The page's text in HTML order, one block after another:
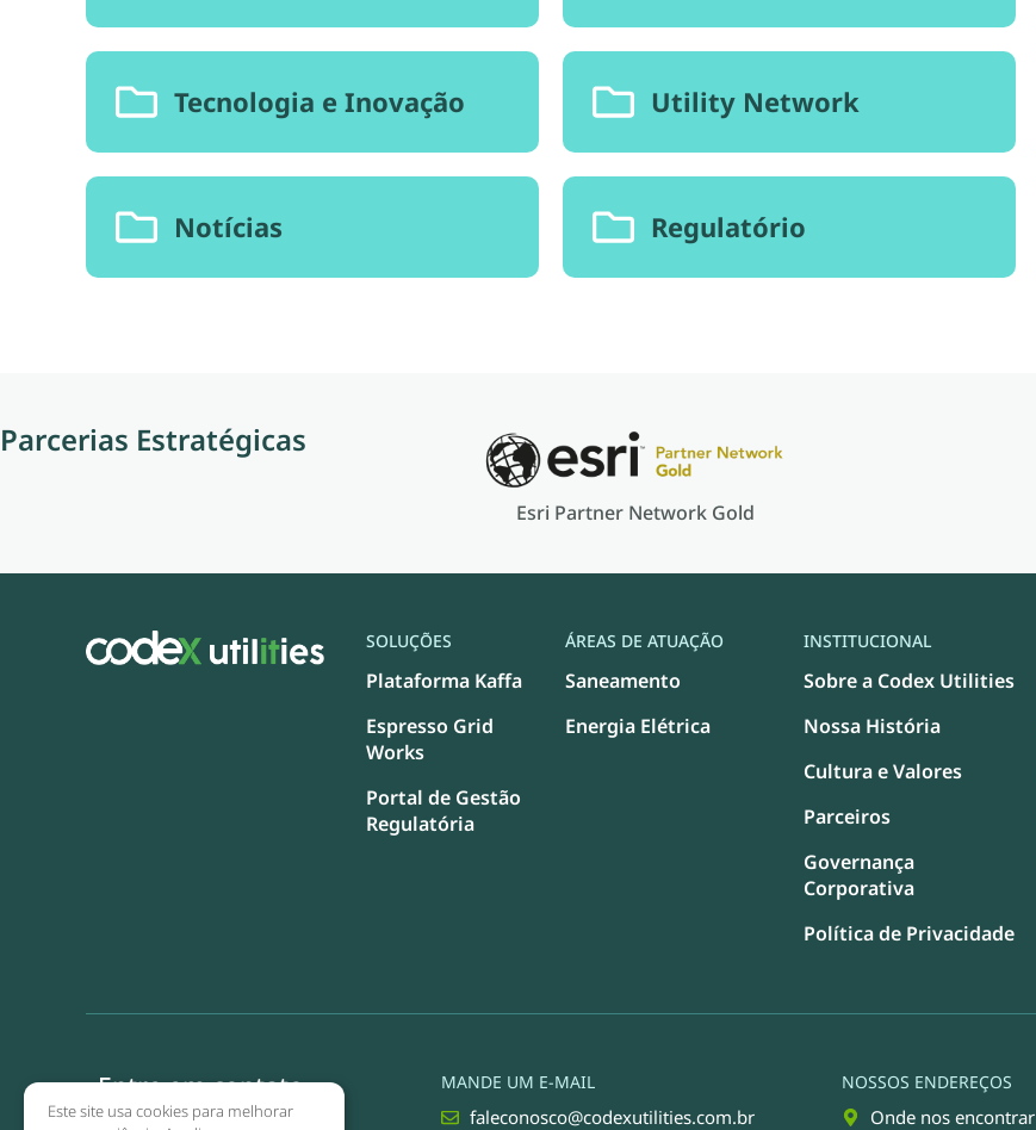
Tecnologia e Inovação Utility Network
Notícias Regulatório
Parcerias Estratégicas
Esri Partner Network Gold
SOLUÇÕES
Plataforma Kaffa
Espresso Grid
Works
Portal de Gestão
Regulatória
ÁREAS DE ATUAÇÃO
Saneamento
Energia Elétrica
INSTITUCIONAL
Sobre a Codex Utilities
Nossa História
Cultura e Valores
Parceiros
Governança
Corporativa
Política de Privacidade
Entre em contato MANDE UM E-MAIL
faleconosco@codexutilities.com.br
NOSSOS ENDEREÇOS
Onde nos encontrar
Este site usa cookies para melhorar